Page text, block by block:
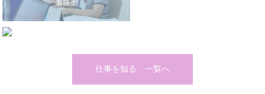
仕事を知る 一覧へ